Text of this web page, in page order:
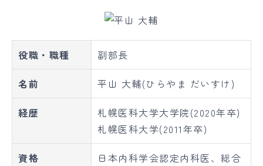
役職・職種 副部長
名前 平山 大輔(ひらやま だいすけ)
経歴
札幌医科大学大学院(2020年卒)
札幌医科大学(2011年卒)
資格
日本内科学会認定内科医、総合